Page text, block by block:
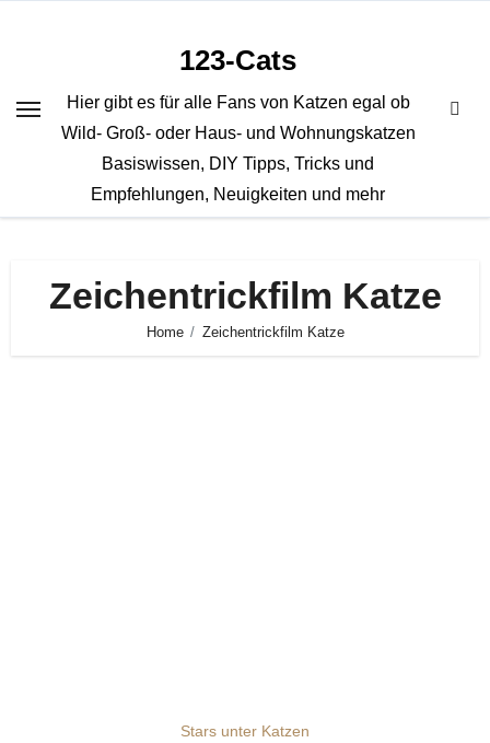
123-Cats
Hier gibt es für alle Fans von Katzen egal ob
Wild- Groß- oder Haus- und Wohnungskatzen
Basiswissen, DIY Tipps, Tricks und
Empfehlungen, Neuigkeiten und mehr
Zeichentrickfilm Katze
Home Zeichentrickfilm Katze
Stars unter Katzen